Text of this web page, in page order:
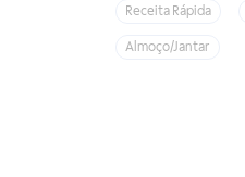
Receita Rápida
Almoço/Jantar